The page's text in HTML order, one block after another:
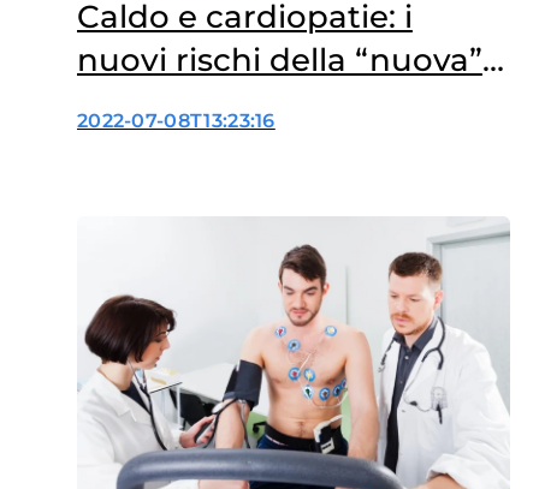
Caldo e cardiopatie: i
nuovi rischi della “nuova”
estate
2022-07-08T13:23:16